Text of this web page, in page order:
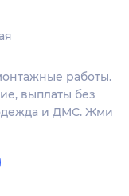
работы.
выплаты без
и ДМС. Жми